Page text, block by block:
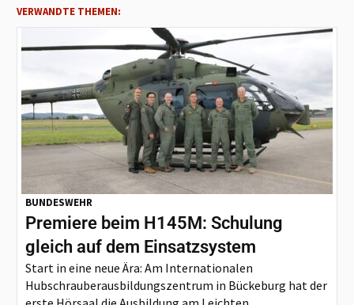
VERWANDTE THEMEN:
BUNDESWEHR
Premiere beim H145M: Schulung
gleich auf dem Einsatzsystem
Start in eine neue Ära: Am Internationalen
Hubschrauberausbildungszentrum in Bückeburg hat der